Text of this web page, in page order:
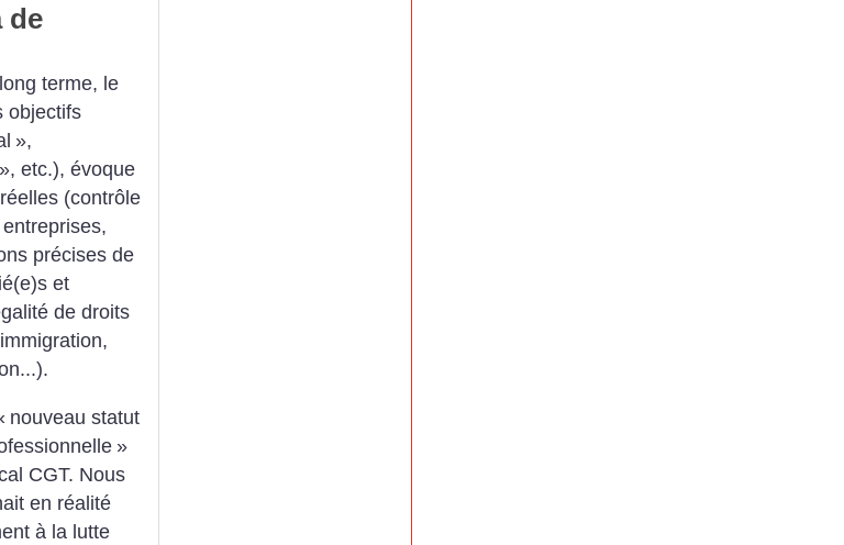
de
terme, le
objectifs
»,
», etc.), évoque
(contrôle
précises de
et
de droits
nouveau statut
»
CGT. Nous
en réalité
à la lutte